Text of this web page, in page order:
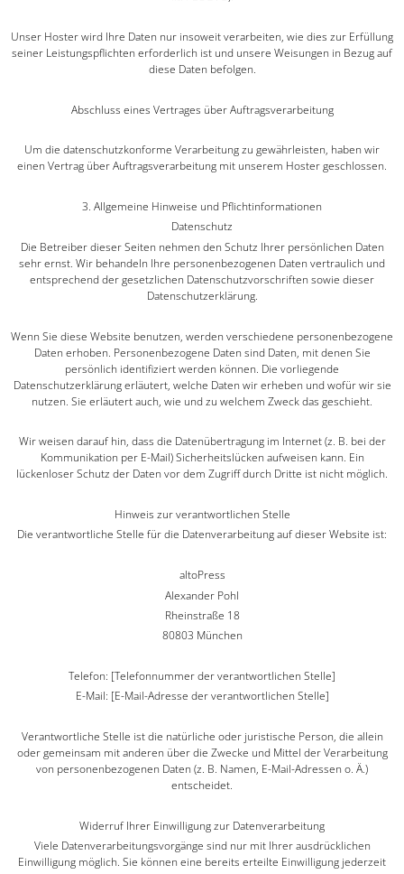
Unser Hoster wird Ihre Daten nur insoweit verarbeiten, wie dies zur Erfüllung
seiner Leistungspflichten erforderlich ist und unsere Weisungen in Bezug auf
diese Daten befolgen.
Abschluss eines Vertrages über Auftragsverarbeitung
Um die datenschutzkonforme Verarbeitung zu gewährleisten, haben wir
einen Vertrag über Auftragsverarbeitung mit unserem Hoster geschlossen.
3. Allgemeine Hinweise und Pflicht­informationen
Datenschutz
Die Betreiber dieser Seiten nehmen den Schutz Ihrer persönlichen Daten
sehr ernst. Wir behandeln Ihre personenbezogenen Daten vertraulich und
entsprechend der gesetzlichen Datenschutzvorschriften sowie dieser
Datenschutzerklärung.
Wenn Sie diese Website benutzen, werden verschiedene personenbezogene
Daten erhoben. Personenbezogene Daten sind Daten, mit denen Sie
persönlich identifiziert werden können. Die vorliegende
Datenschutzerklärung erläutert, welche Daten wir erheben und wofür wir sie
nutzen. Sie erläutert auch, wie und zu welchem Zweck das geschieht.
Wir weisen darauf hin, dass die Datenübertragung im Internet (z. B. bei der
Kommunikation per E-Mail) Sicherheitslücken aufweisen kann. Ein
lückenloser Schutz der Daten vor dem Zugriff durch Dritte ist nicht möglich.
Hinweis zur verantwortlichen Stelle
Die verantwortliche Stelle für die Datenverarbeitung auf dieser Website ist:
altoPress
Alexander Pohl
Rheinstraße 18
80803 München
Telefon: [Telefonnummer der verantwortlichen Stelle]
E-Mail: [E-Mail-Adresse der verantwortlichen Stelle]
Verantwortliche Stelle ist die natürliche oder juristische Person, die allein
oder gemeinsam mit anderen über die Zwecke und Mittel der Verarbeitung
von personenbezogenen Daten (z. B. Namen, E-Mail-Adressen o. Ä.)
entscheidet.
Widerruf Ihrer Einwilligung zur Datenverarbeitung
Viele Datenverarbeitungsvorgänge sind nur mit Ihrer ausdrücklichen
Einwilligung möglich. Sie können eine bereits erteilte Einwilligung jederzeit